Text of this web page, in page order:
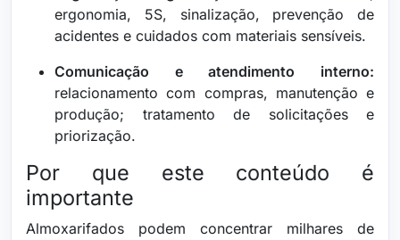
ergonomia, 5S, sinalização, prevenção de
acidentes e cuidados com materiais sensíveis.
Comunicação e atendimento interno:
relacionamento com compras, manutenção e
produção; tratamento de solicitações e
priorização.
Por que este conteúdo é
importante
Almoxarifados podem concentrar milhares de